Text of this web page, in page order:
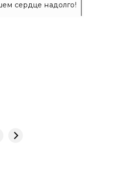
сердце надолго!